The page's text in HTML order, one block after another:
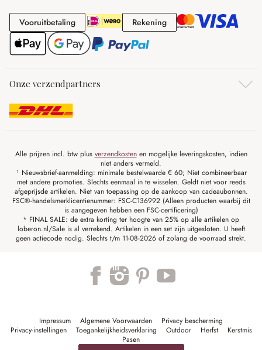
VooruitbetalingVooruitbetaling RekeningRekening
Onze verzendpartners
Alle prijzen incl. btw plus verzendkostenen mogelijke leveringskosten, indien
niet anders vermeld.
¹ Nieuwsbrief-aanmelding: minimale bestelwaarde € 60; Niet combineerbaar
met andere promoties. Slechts eenmaal in te wisselen. Geldt niet voor reeds
afgeprijsde artikelen. Niet van toepassing op de aankoop van cadeaubonnen.
FSC®-handelsmerklicentienummer: FSC-C136992 (Alleen producten waarbij dit
is aangegeven hebben een FSC-certificering)
* FINAL SALE: de extra korting ter hoogte van 25% op alle artikelen op
loberon.nl/Sale is al verrekend. Artikelen in een set zijn uitgesloten. U heeft
geen actiecode nodig. Slechts t/m 11-08-2026 of zolang de voorraad strekt.
Impressum Algemene Voorwaarden
Privacy bescherming
Privacy-instellingen
Toegankelijkheidsverklaring Outdoor Herfst
Kerstmis
Pasen